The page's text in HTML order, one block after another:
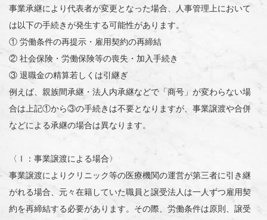
事業承継により代表者が変更となった場合、人事管理上において
は以下の手続きが発生する可能性があります。
① 労働条件の再提示・雇用契約の再締結
② 社会保険・労働保険等の喪失・加入手続き
③ 退職金の精算若しくは引継ぎ
例えば、親族間承継・法人内承継などで「商号」が変わらない場
合は上記①から③の手続きは不要となりますが、事業譲渡や合併
などによる承継の場合は異なります。
〈Ⅰ：事業譲渡による場合〉
事業譲渡によりクリニック等の医療機関の運営が第三者に引き継
がれる場合、元々在籍していた職員と譲受法人は一人ずつ雇用契
約を再締結する必要があります。その際、労働条件は原則、譲受